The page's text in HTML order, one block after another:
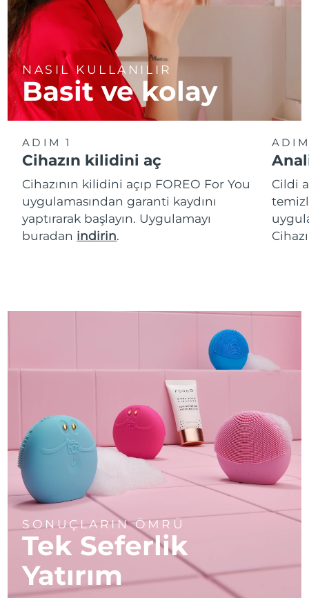
NASIL KULLANILIR
Basit ve kolay
ADIM 1
Cihazın kilidini aç
Cihazının kilidini açıp FOREO For You
uygulamasından garanti kaydını
yaptırarak başlayın. Uygulamayı
buradan indirin.
Cildi
SONUÇLARIN ÖMRÜ
Tek Seferlik
Yatırım